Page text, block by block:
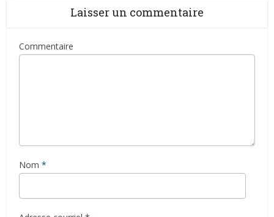
Laisser un commentaire
Commentaire
Nom *